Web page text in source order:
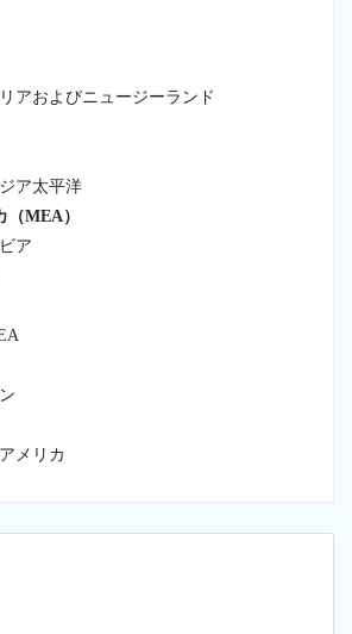
アおよびニュージーランド
ア太平洋
MEA）
ア
メリカ